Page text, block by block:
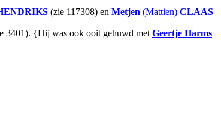
(zie 117308) en Metjen (Mattien) CLAAS
3401). {Hij was ook ooit gehuwd met Geertje Harms